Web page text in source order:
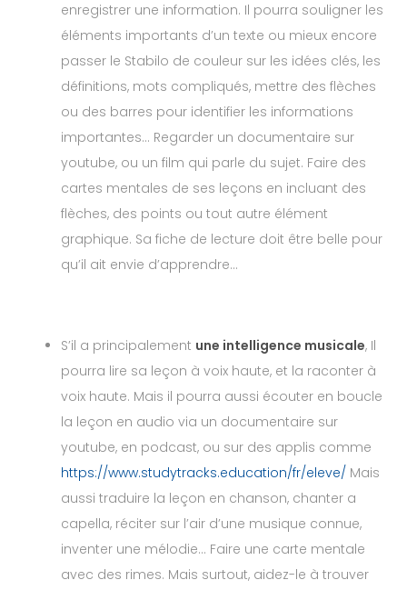
enregistrer une information. Il pourra souligner les
éléments importants d’un texte ou mieux encore
passer le Stabilo de couleur sur les idées clés, les
définitions, mots compliqués, mettre des flèches
ou des barres pour identifier les informations
importantes… Regarder un documentaire sur
youtube, ou un film qui parle du sujet. Faire des
cartes mentales de ses leçons en incluant des
flèches, des points ou tout autre élément
graphique. Sa fiche de lecture doit être belle pour
qu’il ait envie d’apprendre…
S’il a principalement une intelligence musicale, Il
pourra lire sa leçon à voix haute, et la raconter à
voix haute. Mais il pourra aussi écouter en boucle
la leçon en audio via un documentaire sur
youtube, en podcast, ou sur des applis comme
https://www.studytracks.education/fr/eleve/ Mais
aussi traduire la leçon en chanson, chanter a
capella, réciter sur l’air d’une musique connue,
inventer une mélodie… Faire une carte mentale
avec des rimes. Mais surtout, aidez-le à trouver